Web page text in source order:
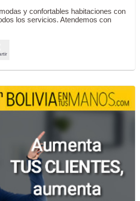
y confortables habitaciones con
los servicios. Atendemos con